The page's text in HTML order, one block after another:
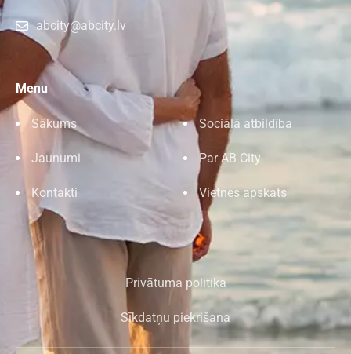
abcity@abcity.lv
Menu
Sākums Sociālā atbildība
Jaunumi Par AB City
Kontakti Vietnes apskats
Privātuma politika
Sīkdatņu piekrišana